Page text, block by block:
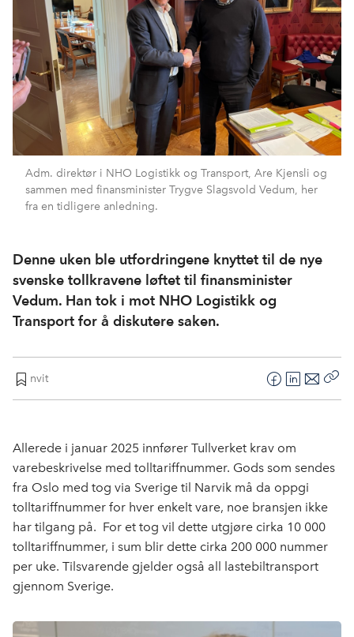
Adm. direktør i NHO Logistikk og Transport, Are Kjensli og
sammen med finansminister Trygve Slagsvold Vedum, her
fra en tidligere anledning.
Denne uken ble utfordringene knyttet til de nye
svenske tollkravene løftet til finansminister
Vedum. Han tok i mot NHO Logistikk og
Transport for å diskutere saken.
nvit
F
a
e
b
L
i
k
e
I
n
E
-
s
Allerede i januar 2025 innfører Tullverket krav om
varebeskrivelse med tolltariffnummer. Gods som sendes
fra Oslo med tog via Sverige til Narvik må da oppgi
tolltariffnummer for hver enkelt vare, noe bransjen ikke
har tilgang på. For et tog vil dette utgjøre cirka 10 000
tolltariffnummer, i sum blir dette cirka 200 000 nummer
per uke. Tilsvarende gjelder også all lastebiltransport
gjennom Sverige.